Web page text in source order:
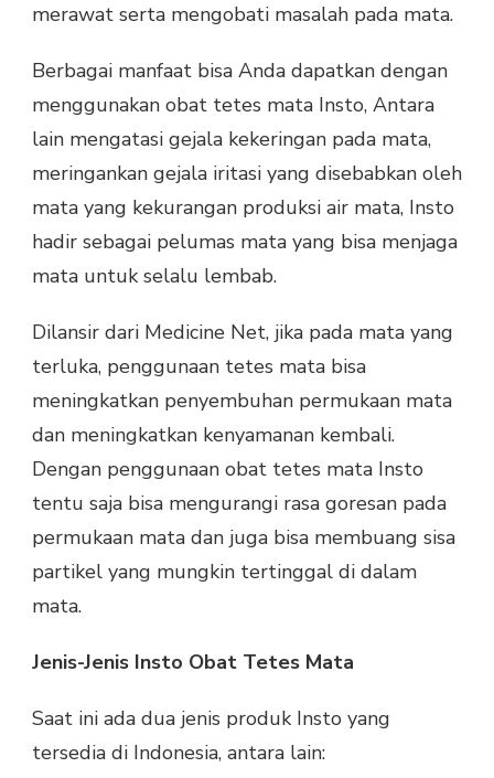
merawat serta mengobati masalah pada mata.
Berbagai manfaat bisa Anda dapatkan dengan
menggunakan obat tetes mata Insto, Antara
lain mengatasi gejala kekeringan pada mata,
meringankan gejala iritasi yang disebabkan oleh
mata yang kekurangan produksi air mata, Insto
hadir sebagai pelumas mata yang bisa menjaga
mata untuk selalu lembab.
Dilansir dari Medicine Net, jika pada mata yang
terluka, penggunaan tetes mata bisa
meningkatkan penyembuhan permukaan mata
dan meningkatkan kenyamanan kembali.
Dengan penggunaan obat tetes mata Insto
tentu saja bisa mengurangi rasa goresan pada
permukaan mata dan juga bisa membuang sisa
partikel yang mungkin tertinggal di dalam
mata.
Jenis-Jenis Insto Obat Tetes Mata
Saat ini ada dua jenis produk Insto yang
tersedia di Indonesia, antara lain: